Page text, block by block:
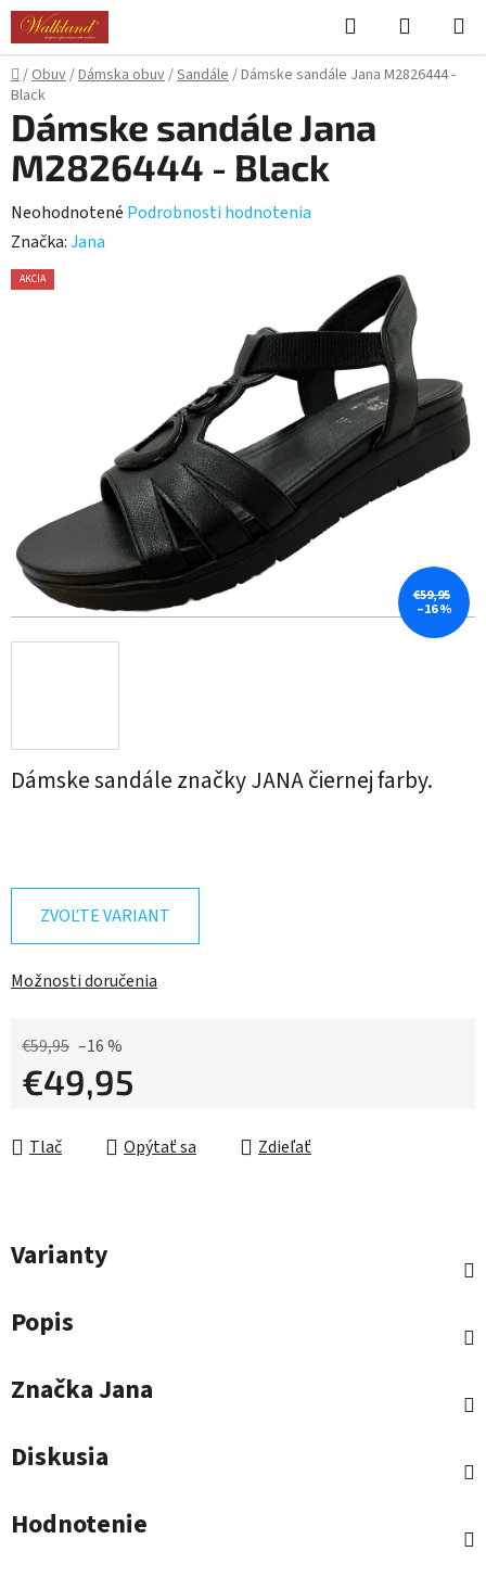
Prejsť
obsah
Hľadať
KOŠÍK
Domov
/Obuv/Dámska obuv/Sandále/Dámske sandále Jana M2826444 -
Black
Dámske sandále značky JANA čiernej farby.
ZVOĽTE VARIANT
Možnosti doručenia
€59,95 –16 %
€49,95
Tlač
Opýtať sa Zdieľať
Dámske sandále Jana
M2826444 - Black
Priemerné
hodnotenie
produktu
Neohodnotené Podrobnosti hodnotenia
Značka:Jana
AKCIA
€59,95
–16 %
Varianty
Popis
ZnačkaJana
Diskusia
Hodnotenie